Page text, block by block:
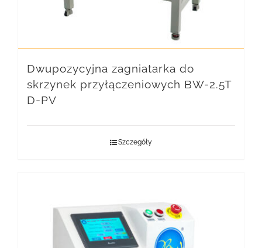
Dwupozycyjna zagniatarka do
skrzynek przyłączeniowych BW-2.5T
D-PV
Szczegóły